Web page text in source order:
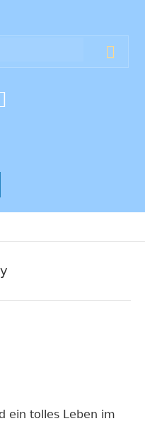
ein tolles Leben im